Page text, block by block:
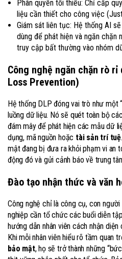
Phân quyền tối thiểu: Chỉ cấp
liệu cần thiết cho công việc
Giám sát liên tục: Hệ thống AI
dùng để phát hiện và ngăn chặn
truy cập bất thường vào nhóm
Công nghệ ngăn chặn rò
Loss Prevention)
Hệ thống DLP đóng vai trò như một
luồng dữ liệu. Nó sẽ quét toàn bộ
đám mây để phát hiện các mẫu dữ
dụng, mã nguồn hoặc tài sản trí tuệ
mật đang bị đưa ra khỏi phạm vi an
động đó và gửi cảnh báo về trung
Đào tạo nhận thức và văn
Công nghệ chỉ là công cụ, con người
nghiệp cần tổ chức các buổi diễn
hướng dẫn nhân viên cách nhận
Khi mỗi nhân viên hiểu rõ tầm quan
bảo mật, họ sẽ trở thành những